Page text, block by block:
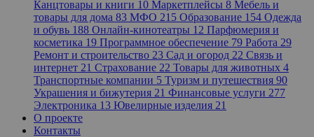
Канцтовары и книги 10 Маркетплейсы 8 Мебель и
товары для дома 83 МФО 215 Образование 154 Одежда
и обувь 188 Онлайн-кинотеатры 12 Парфюмерия и
косметика 19 Программное обеспечение 79 Работа 29
Ремонт и строительство 23 Сад и огород 22 Связь и
интернет 21 Страхование 22 Товары для животных 4
Транспортные компании 5 Туризм и путешествия 90
Украшения и бижутерия 21 Финансовые услуги 277
Электроника 13 Ювелирные изделия 21
О проекте
Контакты